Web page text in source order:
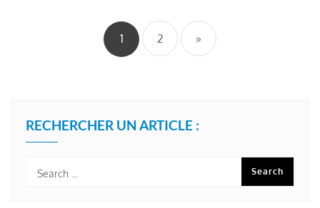
des
publications
1 2 »
RECHERCHER UN ARTICLE :